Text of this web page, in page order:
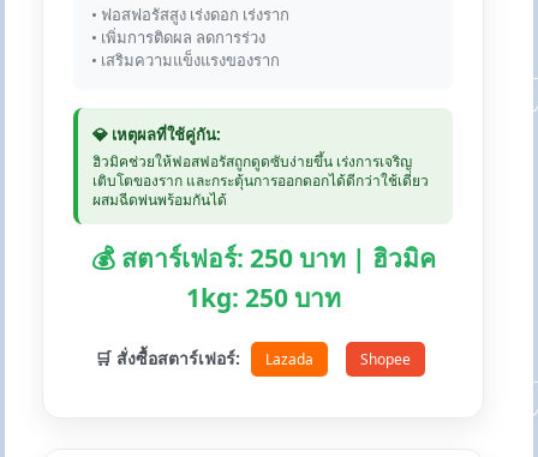
• ฟอสฟอรัสสูง เร่งดอก เร่งราก
• เพิ่มการติดผล ลดการร่วง
• เสริมความแข็งแรงของราก
💎 เหตุผลที่ใช้คู่กัน:
ฮิวมิคช่วยให้ฟอสฟอรัสถูกดูดซับง่ายขึ้น เร่งการเจริญ
เติบโตของราก และกระตุ้นการออกดอกได้ดีกว่าใช้เดี่ยว
ผสมฉีดพ่นพร้อมกันได้
💰 สตาร์เฟอร์: 250 บาท | ฮิวมิค
1kg: 250 บาท
🛒 สั่งซื้อสตาร์เฟอร์: Lazada Shopee